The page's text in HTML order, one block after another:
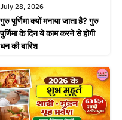
July 28, 2026
गुरु पुर्णिमा क्यों मनाया जाता है? गुरु
पुर्णिमा के दिन ये काम करने से होगी
धन की बारिश